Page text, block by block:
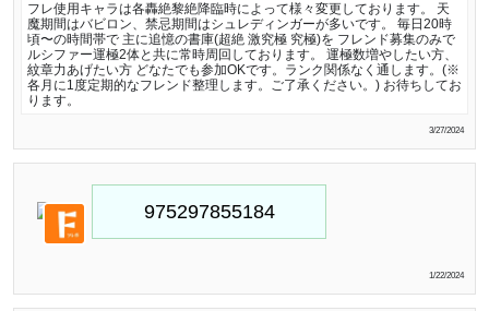
フレ使用キャラは各轟絶黎絶降臨時によって様々変更しております。 天
魔期間はバビロン、禁忌期間はシュレディンガーが多いです。 毎日20時
頃〜の時間帯で 主に追憶の書庫(超絶 激究極 究極)を フレンド募集のみで
ルシファー運極2体と共に常時周回しております。 運極数増やしたい方、
紋章力あげたい方 どなたでも参加OKです。ランク関係なく通します。(※
各月に1度定期的なフレンド整理します。ご了承ください。) お待ちしてお
ります。
3/27/2024
1/22/2024